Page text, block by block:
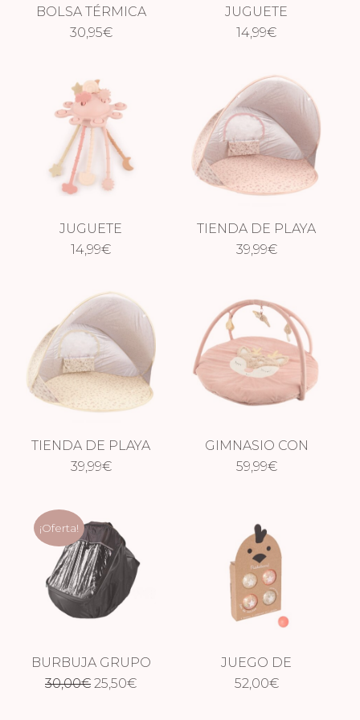
BOLSA TÉRMICA
GRANDE
30,95€
JUGUETE
SENSORIAL
14,99€
JUGUETE
SENSORIAL ROSE
14,99€
TIENDA DE PLAYA
POP UP DREAMY
39,99€
TIENDA DE PLAYA
POP UP VINTAGE
39,99€
GIMNASIO CON
ARCO CIERVO
59,99€
¡Oferta!
BURBUJA GRUPO
0
30,00€ El
25,50€El
JUEGO DE
PELOTAS PETANCA
52,00€